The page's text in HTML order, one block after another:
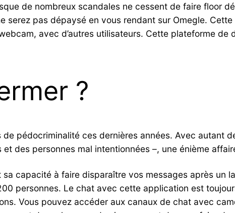
de nombreux scandales ne cessent de faire floor
serez pas dépaysé en vous rendant sur Omegle.
avec d’autres utilisateurs. Cette plateforme de
?
pédocriminalité ces dernières années. Avec autant
des personnes mal intentionnées –, une énième
capacité à faire disparaître vos messages après un
personnes. Le chat avec cette application est
Vous pouvez accéder aux canaux de chat avec